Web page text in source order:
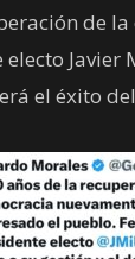
de
electo Javier
el éxito